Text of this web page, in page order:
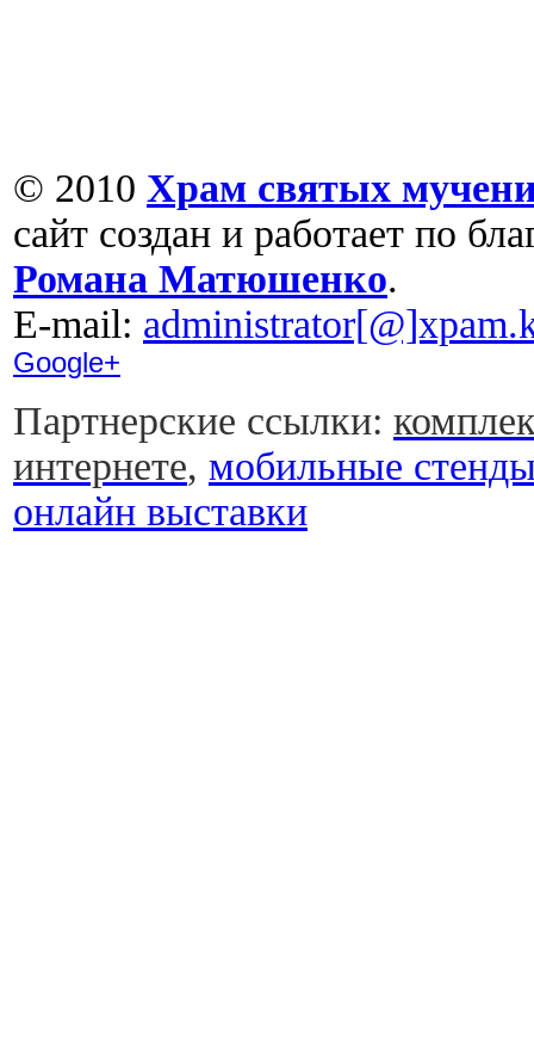
© 2010 Храм святых
сайт создан и работает по
Романа Матюшенко.
Е-mail:
Google+
Партнерские ссылки:
интернете, мобильные
онлайн выставки